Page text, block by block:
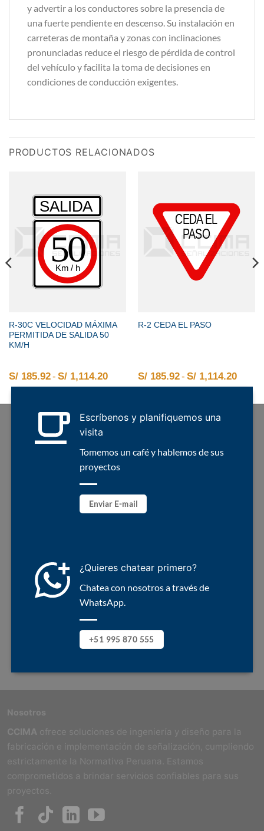
y advertir a los conductores sobre la presencia de
una fuerte pendiente en descenso. Su instalación en
carreteras de montaña y zonas con inclinaciones
pronunciadas reduce el riesgo de pérdida de control
del vehículo y facilita la toma de decisiones en
condiciones de conducción exigentes.
PRODUCTOS RELACIONADOS
R-30C VELOCIDAD MÁXIMA
PERMITIDA DE SALIDA 50
KM/H
S/185.92- S/1,114.20Rango de precios: desde S/
R-2 CEDA EL PASO
S/185.92- S/1,114.20
hasta S/ 1,114.20
de precios: desde S/ 185.92 hasta S/ 1,114.20
Escríbenos y planifiquemos una
visita
Tomemos un café y hablemos de sus
proyectos
Enviar E-mail
¿Quieres chatear primero?
Chatea con nosotros a través de
WhatsApp.
+51 995 870 555
Nosotros
CCIMA ofrece soluciones de ingeniería y diseño para la
fabricación e implementación de señalización, cumpliendo
estrictamente la Normativa Peruana. Estamos
comprometidos a brindar servicios confiables para sus
proyectos.